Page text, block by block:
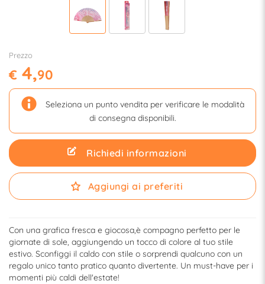
Prezzo
€ 4,90
Seleziona un punto vendita per verificare le modalità
di consegna disponibili.
Richiedi informazioni
Aggiungi ai preferiti
Con una grafica fresca e giocosa,è compagno perfetto per le
giornate di sole, aggiungendo un tocco di colore al tuo stile
estivo. Sconfiggi il caldo con stile o sorprendi qualcuno con un
regalo unico tanto pratico quanto divertente. Un must-have per i
momenti più caldi dell'estate!